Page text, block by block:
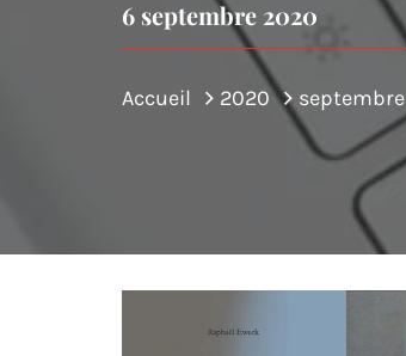
6 septembre 2020
Accueil 2020 septembre